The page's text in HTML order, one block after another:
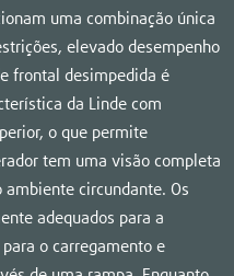
uma combinação única
elevado desempenho
frontal desimpedida é
da Linde com
o que permite
tem uma visão completa
ambiente circundante. Os
adequados para a
o carregamento e